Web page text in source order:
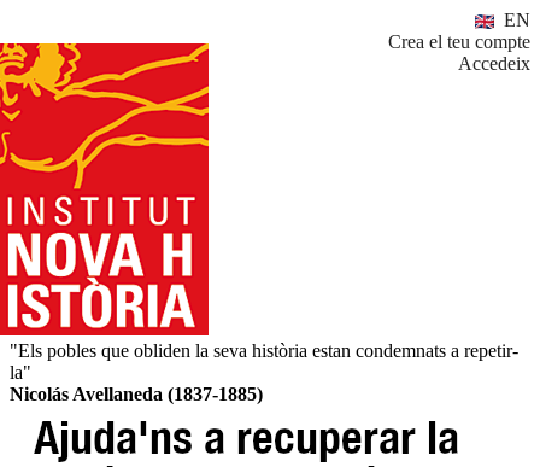
EN
Crea el teu compte
Accedeix
"Els pobles que obliden la seva història estan condemnats a repetir-
la"
Nicolás Avellaneda (1837-1885)